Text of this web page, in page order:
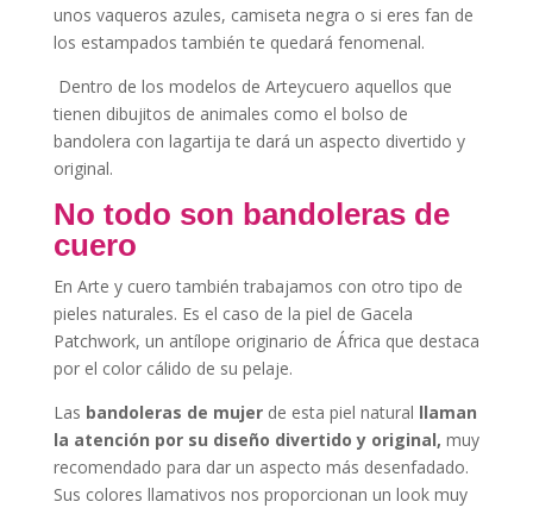
unos vaqueros azules, camiseta negra o si eres fan de
los estampados también te quedará fenomenal.
Dentro de los modelos de Arteycuero aquellos que
tienen dibujitos de animales como el bolso de
bandolera con lagartija te dará un aspecto divertido y
original.
No todo son bandoleras de
cuero
En Arte y cuero también trabajamos con otro tipo de
pieles naturales. Es el caso de la piel de Gacela
Patchwork, un antílope originario de África que destaca
por el color cálido de su pelaje.
Las bandoleras de mujer de esta piel natural llaman
la atención por su diseño divertido y original, muy
recomendado para dar un aspecto más desenfadado.
Sus colores llamativos nos proporcionan un look muy